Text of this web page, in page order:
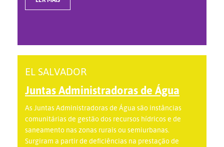
EL SALVADOR
Juntas Administradoras de Água
As Juntas Administradoras de Água são instâncias
comunitárias de gestão dos recursos hídricos e de
saneamento nas zonas rurais ou semiurbanas.
Surgiram a partir de deficiências na prestação de